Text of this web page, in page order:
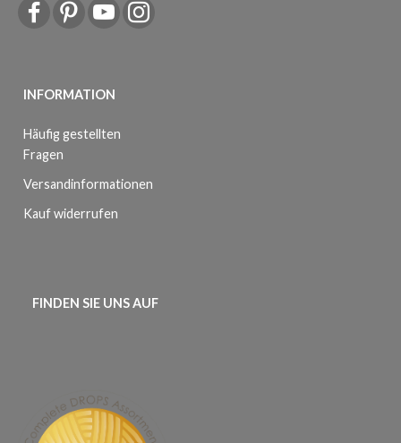
INFORMATION
Häufig gestellten
Fragen
Versandinformationen
Kauf widerrufen
FINDEN SIE UNS AUF